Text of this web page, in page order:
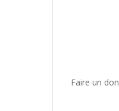
Faire un don